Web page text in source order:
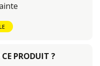
PRODUIT ?